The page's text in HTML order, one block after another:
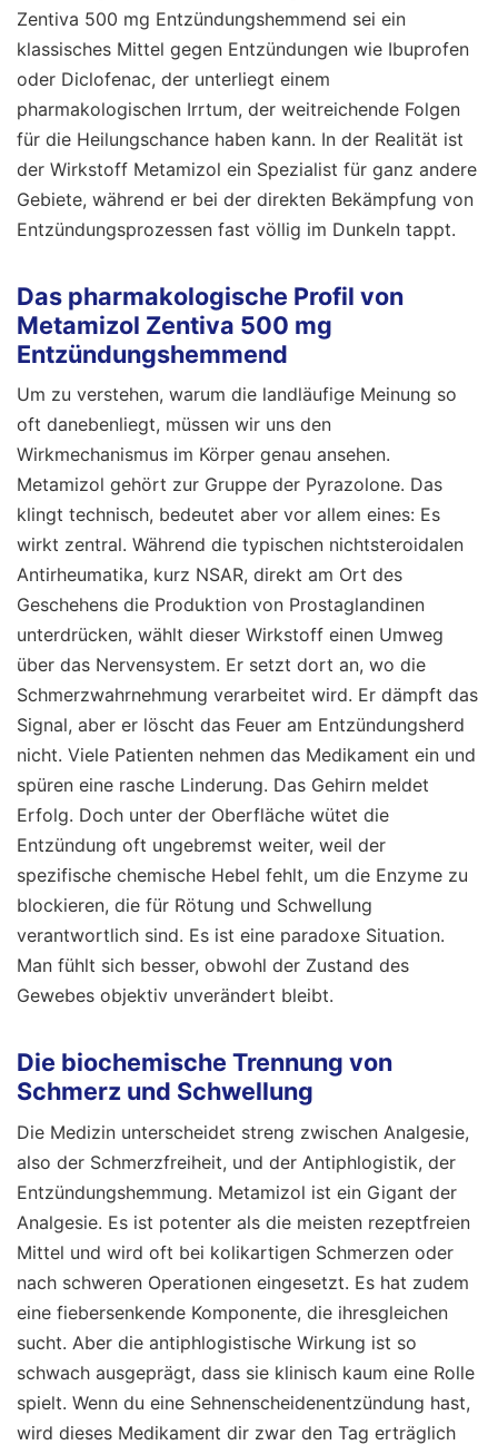
Zentiva 500 mg Entzündungshemmend sei ein
klassisches Mittel gegen Entzündungen wie Ibuprofen
oder Diclofenac, der unterliegt einem
pharmakologischen Irrtum, der weitreichende Folgen
für die Heilungschance haben kann. In der Realität ist
der Wirkstoff Metamizol ein Spezialist für ganz andere
Gebiete, während er bei der direkten Bekämpfung von
Entzündungsprozessen fast völlig im Dunkeln tappt.
Das pharmakologische Profil von
Metamizol Zentiva 500 mg
Entzündungshemmend
Um zu verstehen, warum die landläufige Meinung so
oft danebenliegt, müssen wir uns den
Wirkmechanismus im Körper genau ansehen.
Metamizol gehört zur Gruppe der Pyrazolone. Das
klingt technisch, bedeutet aber vor allem eines: Es
wirkt zentral. Während die typischen nichtsteroidalen
Antirheumatika, kurz NSAR, direkt am Ort des
Geschehens die Produktion von Prostaglandinen
unterdrücken, wählt dieser Wirkstoff einen Umweg
über das Nervensystem. Er setzt dort an, wo die
Schmerzwahrnehmung verarbeitet wird. Er dämpft das
Signal, aber er löscht das Feuer am Entzündungsherd
nicht. Viele Patienten nehmen das Medikament ein und
spüren eine rasche Linderung. Das Gehirn meldet
Erfolg. Doch unter der Oberfläche wütet die
Entzündung oft ungebremst weiter, weil der
spezifische chemische Hebel fehlt, um die Enzyme zu
blockieren, die für Rötung und Schwellung
verantwortlich sind. Es ist eine paradoxe Situation.
Man fühlt sich besser, obwohl der Zustand des
Gewebes objektiv unverändert bleibt.
Die biochemische Trennung von
Schmerz und Schwellung
Die Medizin unterscheidet streng zwischen Analgesie,
also der Schmerzfreiheit, und der Antiphlogistik, der
Entzündungshemmung. Metamizol ist ein Gigant der
Analgesie. Es ist potenter als die meisten rezeptfreien
Mittel und wird oft bei kolikartigen Schmerzen oder
nach schweren Operationen eingesetzt. Es hat zudem
eine fiebersenkende Komponente, die ihresgleichen
sucht. Aber die antiphlogistische Wirkung ist so
schwach ausgeprägt, dass sie klinisch kaum eine Rolle
spielt. Wenn du eine Sehnenscheidenentzündung hast,
wird dieses Medikament dir zwar den Tag erträglich